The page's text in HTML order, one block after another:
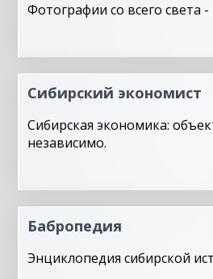
Фотографии со всего света
Сибирский экономист
Сибирская экономика:
независимо.
Бабропедия
Энциклопедия сибирской